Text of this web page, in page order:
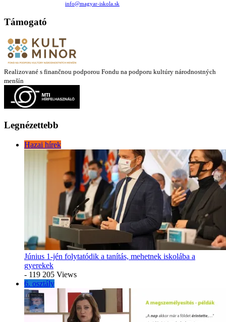
info@magyar-iskola.sk
Támogató
Realizované s finančnou podporou Fondu na podporu kultúry národnostných
menšín
Legnézettebb
Hazai hírek
Június 1-jén folytatódik a tanítás, mehetnek iskolába a
gyerekek
- 119 205 Views
6. osztály